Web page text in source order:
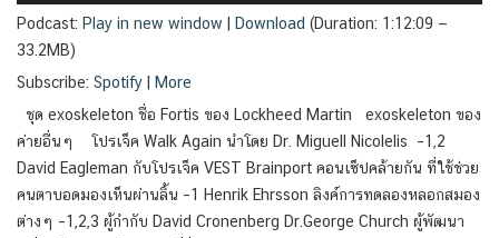
Podcast: Play in new window Download (Duration: 1:12:09 —
33.2MB)
Subscribe: Spotify
More
ชุด exoskeleton ชื่อ Fortis ของ Lockheed Martin exoskeleton ของ
ค่ายอื่นๆ โปรเจ็ค Walk Again นำโดย Dr. Miguell Nicolelis –1,2
David Eagleman กับโปรเจ็ค VEST Brainport คอนเซ็ปคล้ายกัน ที่ใช้ช่วย
คนตาบอดมองเห็นผ่านลิ้น –1 Henrik Ehrsson ลิงค์การทดลองหลอกสมอง
ต่างๆ –1,2,3 ผู้กำกับ David Cronenberg Dr.George Church ผู้พัฒนา